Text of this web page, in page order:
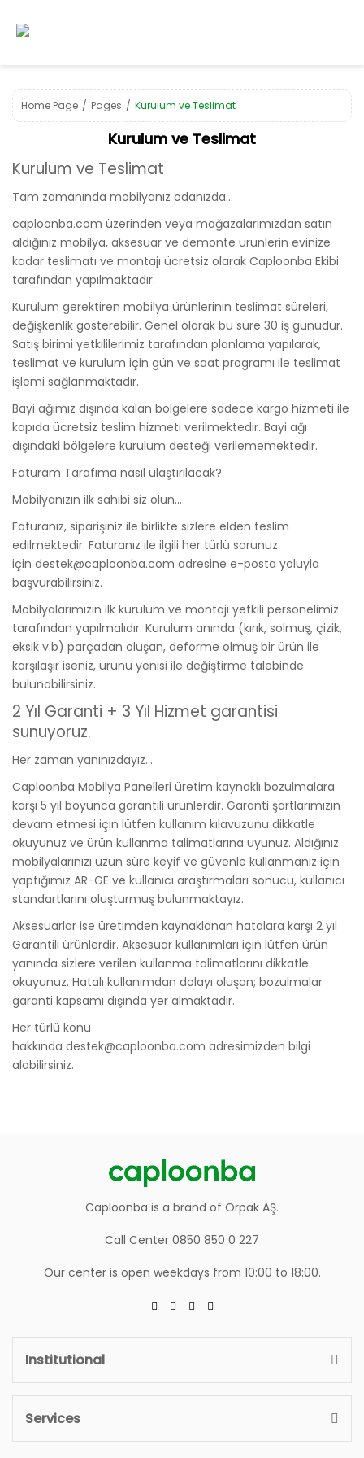
Home Page Pages Kurulum ve Teslimat
Kurulum ve Teslimat
Kurulum ve Teslimat
Tam zamanında mobilyanız odanızda…
caploonba.com üzerinden veya mağazalarımızdan satın
aldığınız mobilya, aksesuar ve demonte ürünlerin evinize
kadar teslimatı ve montajı ücretsiz olarak Caploonba Ekibi
tarafından yapılmaktadır.
Kurulum gerektiren mobilya ürünlerinin teslimat süreleri,
değişkenlik gösterebilir. Genel olarak bu süre 30 iş günüdür.
Satış birimi yetkililerimiz tarafından planlama yapılarak,
teslimat ve kurulum için gün ve saat programı ile teslimat
işlemi sağlanmaktadır.
Bayi ağımız dışında kalan bölgelere sadece kargo hizmeti ile
kapıda ücretsiz teslim hizmeti verilmektedir. Bayi ağı
dışındaki bölgelere kurulum desteği verilememektedir.
Faturam Tarafıma nasıl ulaştırılacak?
Mobilyanızın ilk sahibi siz olun…
Faturanız, siparişiniz ile birlikte sizlere elden teslim
edilmektedir. Faturanız ile ilgili her türlü sorunuz
için destek@caploonba.com adresine e-posta yoluyla
başvurabilirsiniz.
Mobilyalarımızın ilk kurulum ve montajı yetkili personelimiz
tarafından yapılmalıdır. Kurulum anında (kırık, solmuş, çizik,
eksik v.b) parçadan oluşan, deforme olmuş bir ürün ile
karşılaşır iseniz, ürünü yenisi ile değiştirme talebinde
bulunabilirsiniz.
2 Yıl Garanti + 3 Yıl Hizmet garantisi
sunuyoruz.
Her zaman yanınızdayız…
Caploonba Mobilya Panelleri üretim kaynaklı bozulmalara
karşı 5 yıl boyunca garantili ürünlerdir. Garanti şartlarımızın
devam etmesi için lütfen kullanım kılavuzunu dikkatle
okuyunuz ve ürün kullanma talimatlarına uyunuz. Aldığınız
mobilyalarınızı uzun süre keyif ve güvenle kullanmanız için
yaptığımız AR-GE ve kullanıcı araştırmaları sonucu, kullanıcı
standartlarını oluşturmuş bulunmaktayız.
Aksesuarlar ise üretimden kaynaklanan hatalara karşı 2 yıl
Garantili ürünlerdir. Aksesuar kullanımları için lütfen ürün
yanında sizlere verilen kullanma talimatlarını dikkatle
okuyunuz. Hatalı kullanımdan dolayı oluşan; bozulmalar
garanti kapsamı dışında yer almaktadır.
Her türlü konu
hakkında destek@caploonba.com adresimizden bilgi
alabilirsiniz.
Caploonba is a brand of Orpak AŞ.
Call Center 0850 850 0 227
Our center is open weekdays from 10:00 to 18:00.
Institutional
Services